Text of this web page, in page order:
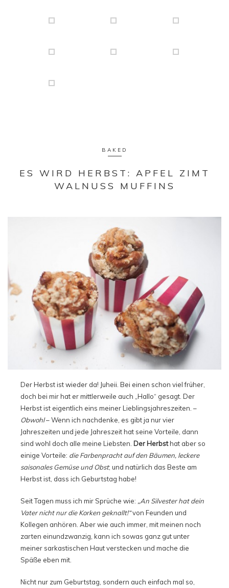
BAKED
ES WIRD HERBST: APFEL ZIMT
WALNUSS MUFFINS
Der Herbst ist wieder da! Juheii. Bei einen schon viel früher,
doch bei mir hat er mittlerweile auch „Hallo“ gesagt. Der
Herbst ist eigentlich eins meiner Lieblingsjahreszeiten. –
Obwohl– Wenn ich nachdenke, es gibt ja nur vier
Jahreszeiten und jede Jahreszeit hat seine Vorteile, dann
sind wohl doch alle meine Liebsten. Der Herbsthat aber so
einige Vorteile: die Farbenpracht auf den Bäumen, leckere
saisonales Gemüse und Obst; und natürlich das Beste am
Herbst ist, dass ich Geburtstag habe!
Seit Tagen muss ich mir Sprüche wie: „An Silvester hat dein
Vater nicht nur die Korken geknallt!“von Feunden und
Kollegen anhören. Aber wie auch immer, mit meinen noch
zarten einundzwanzig, kann ich sowas ganz gut unter
meiner sarkastischen Haut verstecken und mache die
Späße eben mit.
Nicht nur zum Geburtstag, sondern auch einfach mal so,